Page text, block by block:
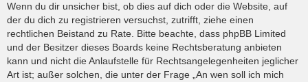
Wenn du dir unsicher bist, ob dies auf dich oder die Website, auf
der du dich zu registrieren versuchst, zutrifft, ziehe einen
rechtlichen Beistand zu Rate. Bitte beachte, dass phpBB Limited
und der Besitzer dieses Boards keine Rechtsberatung anbieten
kann und nicht die Anlaufstelle für Rechtsangelegenheiten jeglicher
Art ist; außer solchen, die unter der Frage „An wen soll ich mich